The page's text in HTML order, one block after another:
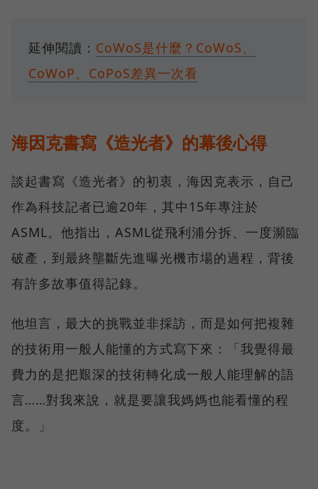
延伸閱讀： CoWoS是什麼？CoWoS、
CoWoP、CoPoS差異一次看
海因克書寫《造光者》的幕後心得
談起書寫《造光者》的初衷，海因克表示，自己
作為科技記者已逾20年，其中15年專注於
ASML。他指出，ASML從飛利浦分拆、一度瀕臨
破產，到最終壟斷先進曝光機市場的過程，背後
有許多故事值得記錄。
他坦言，最大的挑戰並非採訪，而是如何把複雜
的技術用一般人能懂的方式寫下來：「我覺得最
費力的是把艱深的技術轉化成一般人能理解的語
言……對我來說，就是要讓我媽媽也能看懂的程
度。」